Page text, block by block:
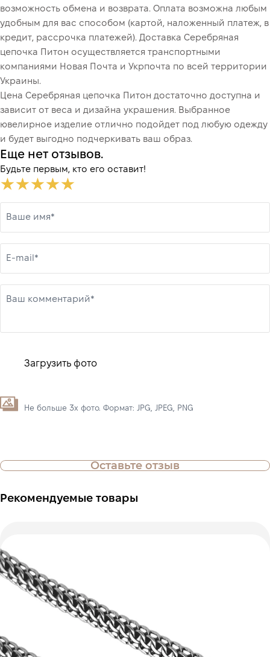
возможность обмена и возврата. Оплата возможна любым
удобным для вас способом (картой, наложенный платеж, в
кредит, рассрочка платежей). Доставка Серебряная
цепочка Питон осуществляется транспортными
компаниями Новая Почта и Укрпочта по всей территории
Украины.
Цена Серебряная цепочка Питон достаточно доступна и
зависит от веса и дизайна украшения. Выбранное
ювелирное изделие отлично подойдет под любую одежду
и будет выгодно подчеркивать ваш образ.
Еще нет отзывов.
Будьте первым, кто его оставит!
Ваше имя*
E-mail*
Ваш комментарий*
Загрузить фото
Не больше 3х фото. Формат: JPG, JPEG, PNG
Оставьте отзыв
Рекомендуемые товары